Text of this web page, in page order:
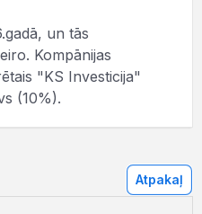
un tās
Kompānijas
"KS Investicija"
(10%).
Atpakaļ